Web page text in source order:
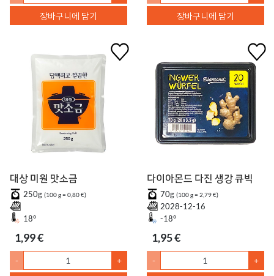
장바구니에 담기 장바구니에 담기
대상 미원 맛소금
250g (100 g = 0,80 €)
18°
1,99 €
- +
다이아몬드 다진 생강 큐빅
70g (100 g = 2,79 €)
2028-12-16
-18°
1,95 €
- +